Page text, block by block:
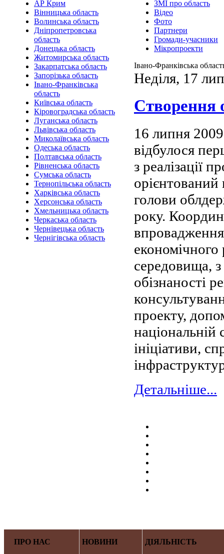
АР Крим
Вінницька область
Волинська область
Дніпропетровська
область
Донецька область
Житомирська область
Закарпатська область
Запорізька область
Івано-Франківська
область
Київська область
Кіровоградська область
Луганська область
Львівська область
Миколаївська область
Одеська область
Полтавська область
Рівненська область
Сумська область
Тернопільська область
Харківська область
Херсонська область
Хмельницька область
Черкаська область
Чернівецька область
Чернігівська область
ЗМІ про область
Відео
Фото
Партнери
Громади-учасники
Мікропроекти
Івано-Франківська
Неділя, 17
Створення
16 липня 2009
відбулося
з реалізації
голови
року.
впровадження
середовища, з
обізнаності
проекту,
національній
ініціативи,
Детальніше...
ПРО НАС
НОВИНИ
ДІЯЛЬНІСТЬ